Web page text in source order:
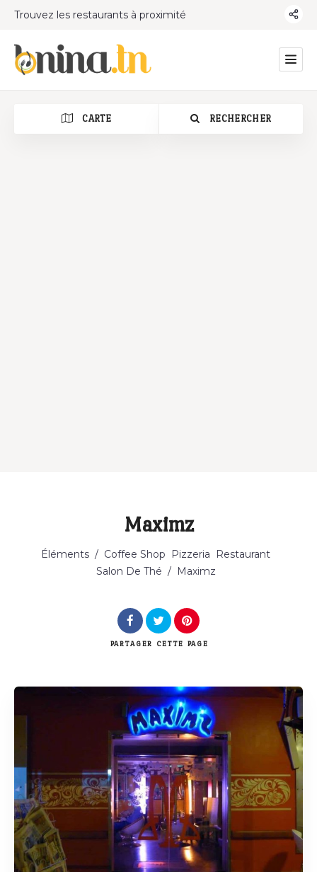
Trouvez les restaurants à proximité
CARTE RECHERCHER
Catégorie
Rechercher
Maximz
Éléments / Coffee Shop Pizzeria
Restaurant
Salon De Thé / Maximz
PARTAGER CETTE PAGE